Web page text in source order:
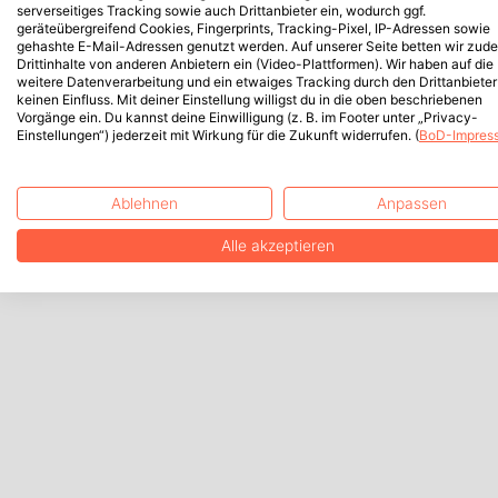
serverseitiges Tracking sowie auch Drittanbieter ein, wodurch ggf.
geräteübergreifend Cookies, Fingerprints, Tracking-Pixel, IP-Adressen sowie
gehashte E-Mail-Adressen genutzt werden. Auf unserer Seite betten wir
Drittinhalte von anderen Anbietern ein (Video-Plattformen). Wir haben auf die
weitere Datenverarbeitung und ein etwaiges Tracking durch den Drittanbieter
keinen Einfluss. Mit deiner Einstellung willigst du in die oben beschriebenen
Vorgänge ein. Du kannst deine Einwilligung (z. B. im Footer unter „Privacy-
Einstellungen“) jederzeit mit Wirkung für die Zukunft widerrufen. (BoD-
Ablehnen Anpassen
Alle akzeptieren